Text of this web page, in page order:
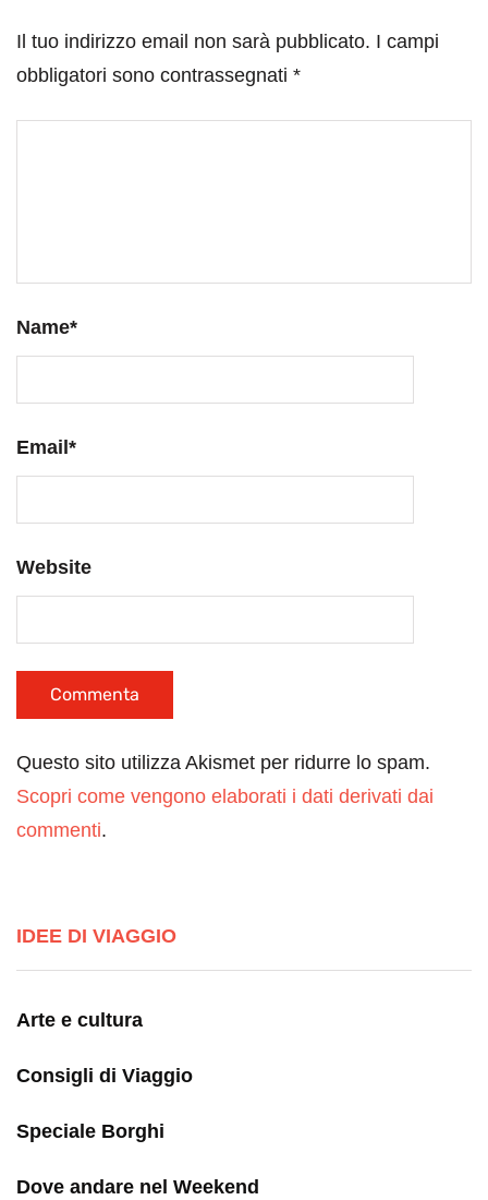
Il tuo indirizzo email non sarà pubblicato. I campi
obbligatori sono contrassegnati *
Name*
Email *
Website
Questo sito utilizza Akismet per ridurre lo spam.
Scopri come vengono elaborati i dati derivati dai
commenti.
IDEE DI VIAGGIO
Arte e cultura
Consigli di Viaggio
Speciale Borghi
Dove andare nel Weekend